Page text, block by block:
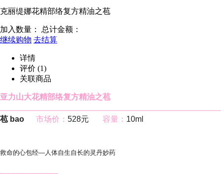
克丽缇娜花精部络复方精油之苞
加入数量： 总计金额：
继续购物 去结算
详情
评价 (1)
关联商品
亚力山大花精部络复方精油之苞
苞 bao 市场价： 528元 容量： 10ml
救命的心包经—人体自生自长的灵丹妙药